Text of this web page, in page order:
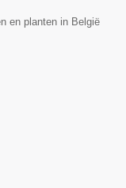
en planten in België